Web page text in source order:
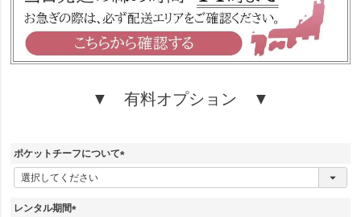
▼ 有料オプション ▼
ポケットチーフについて
(
必
レンタル期間